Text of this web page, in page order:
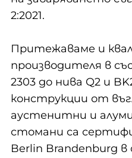
2:2021.
Притежаваме и
производителя в
2303 до нива Q2 и
конструкции от
аустенитни и
стомани са
Berlin Brandenburg